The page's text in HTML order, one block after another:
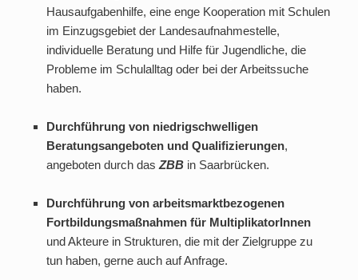
Hausaufgabenhilfe, eine enge Kooperation mit Schulen
im Einzugsgebiet der Landesaufnahmestelle,
individuelle Beratung und Hilfe für Jugendliche, die
Probleme im Schulalltag oder bei der Arbeitssuche
haben.
Durchführung von niedrigschwelligen
Beratungsangeboten und Qualifizierungen,
angeboten durch das ZBBin Saarbrücken.
Durchführung von arbeitsmarktbezogenen
Fortbildungsmaßnahmen für MultiplikatorInnen
und Akteure in Strukturen, die mit der Zielgruppe zu
tun haben, gerne auch auf Anfrage.